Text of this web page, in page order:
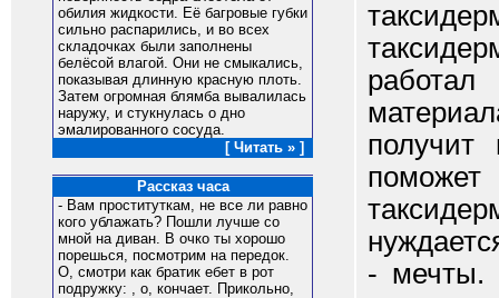
обилия жидкости. Её багровые губки
сильно распарились, и во всех
складочках были заполнены
белёсой влагой. Они не смыкались,
показывая длинную красную плоть.
Затем огромная блямба вывалилась
наружу, и стукнулась о дно
эмалированного сосуда.
[ Читать » ]
Рассказ часа
- Вам проституткам, не все ли равно
кого ублажать? Пошли лучше со
мной на диван. В очко ты хорошо
порешься, посмотрим на передок.
О, смотри как братик ебет в рот
подружку: , о, кончает. Прикольно,
получит
- мечты.